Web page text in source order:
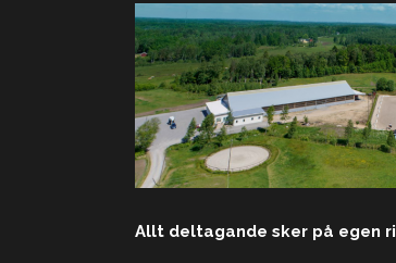
Allt deltagande sker på egen